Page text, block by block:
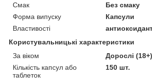
Смак
Без смаку
Форма випуску
Капсули
Властивості
Користувальницькі характеристики
За віком
Дорослі (18+)
Кількість капсул або
таблеток
150 шт.